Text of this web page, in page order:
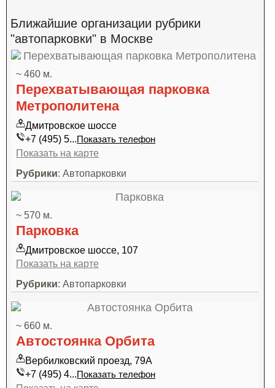
Ближайшие организации рубрики
"автопарковки" в Москве
~ 460 м.
Перехватывающая парковка
Метрополитена
Дмитровское шоссе
+7 (495) 5...Показать телефон
Показать на карте
Рубрики: Автопарковки
~ 570 м.
Парковка
Дмитровское шоссе, 107
Показать на карте
Рубрики: Автопарковки
~ 660 м.
Автостоянка Орбита
Вербилковский проезд, 79А
+7 (495) 4...Показать телефон